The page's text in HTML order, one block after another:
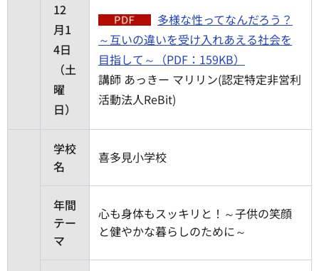
12
月1
4日
（土
曜
日）
多様な性ってなんだろう？
～互いの違いを受け入れあえる社会を
目指して～（PDF：159KB）
講師 あっきー マリリン(認定特定非営利
活動法人ReBit)
学校
名
喜多見小学校
年間
テー
マ
心も身体もスッキリと！～子供の笑顔
と健やかな暮らしのために～